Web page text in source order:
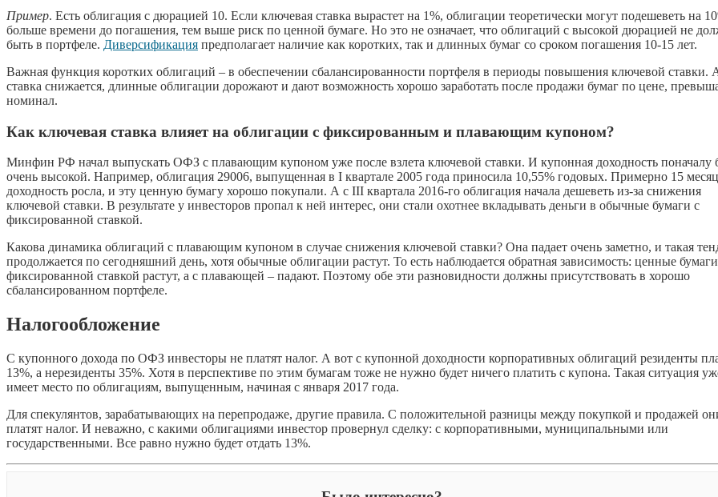
Пример. Есть облигация с дюрацией 10. Если ключевая ставка вырастет на 1%, облигации теоретически могут подешеветь на
больше времени до погашения, тем выше риск по ценной бумаге. Но это не означает, что облигаций с высокой дюрацией не
быть в портфеле. Диверсификация предполагает наличие как коротких, так и длинных бумаг со сроком погашения 10-15 лет.
Важная функция коротких облигаций – в обеспечении сбалансированности портфеля в периоды повышения ключевой ставки.
ставка снижается, длинные облигации дорожают и дают возможность хорошо заработать после продажи бумаг по цене,
номинал.
Как ключевая ставка влияет на облигации с фиксированным и плавающим купоном?
Минфин РФ начал выпускать ОФЗ с плавающим купоном уже после взлета ключевой ставки. И купонная доходность поначалу
очень высокой. Например, облигация 29006, выпущенная в I квартале 2005 года приносила 10,55% годовых. Примерно 15
доходность росла, и эту ценную бумагу хорошо покупали. А с III квартала 2016-го облигация начала дешеветь из-за снижения
ключевой ставки. В результате у инвесторов пропал к ней интерес, они стали охотнее вкладывать деньги в обычные бумаги с
фиксированной ставкой.
Какова динамика облигаций с плавающим купоном в случае снижения ключевой ставки? Она падает очень заметно, и такая
продолжается по сегодняшний день, хотя обычные облигации растут. То есть наблюдается обратная зависимость: ценные
фиксированной ставкой растут, а с плавающей – падают. Поэтому обе эти разновидности должны присутствовать в хорошо
сбалансированном портфеле.
Налогообложение
С купонного дохода по ОФЗ инвесторы не платят налог. А вот с купонной доходности корпоративных облигаций резиденты
13%, а нерезиденты 35%. Хотя в перспективе по этим бумагам тоже не нужно будет ничего платить с купона. Такая ситуация
имеет место по облигациям, выпущенным, начиная с января 2017 года.
Для спекулянтов, зарабатывающих на перепродаже, другие правила. С положительной разницы между покупкой и продажей
платят налог. И неважно, с какими облигациями инвестор провернул сделку: с корпоративными, муниципальными или
государственными. Все равно нужно будет отдать 13%.